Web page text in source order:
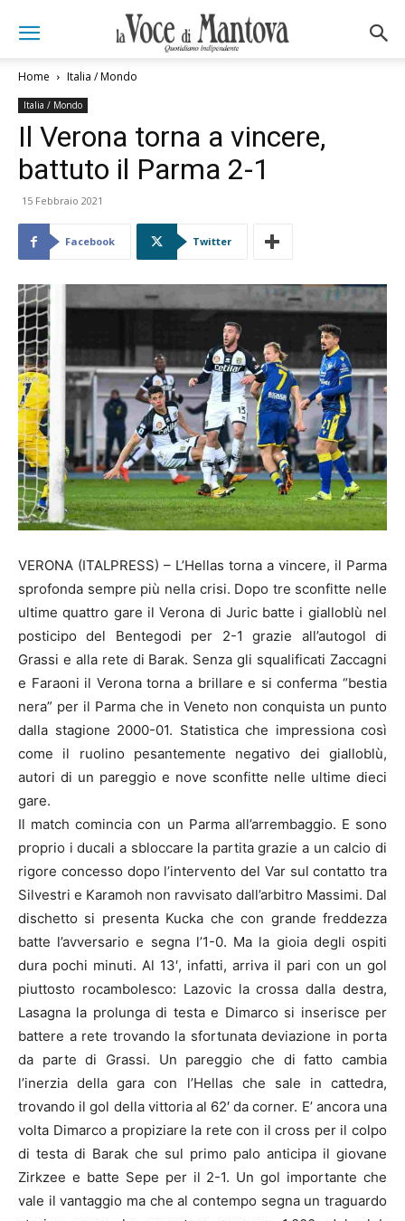
Home Italia / Mondo
Italia / Mondo
Il Verona torna a vincere,
battuto il Parma 2-1
15 Febbraio 2021
Facebook Twitter
VERONA (ITALPRESS) – L’Hellas torna a vincere, il Parma
sprofonda sempre più nella crisi. Dopo tre sconfitte nelle
ultime quattro gare il Verona di Juric batte i gialloblù nel
posticipo del Bentegodi per 2-1 grazie all’autogol di
Grassi e alla rete di Barak. Senza gli squalificati Zaccagni
e Faraoni il Verona torna a brillare e si conferma “bestia
nera” per il Parma che in Veneto non conquista un punto
dalla stagione 2000-01. Statistica che impressiona così
come il ruolino pesantemente negativo dei gialloblù,
autori di un pareggio e nove sconfitte nelle ultime dieci
gare.
Il match comincia con un Parma all’arrembaggio. E sono
proprio i ducali a sbloccare la partita grazie a un calcio di
rigore concesso dopo l’intervento del Var sul contatto tra
Silvestri e Karamoh non ravvisato dall’arbitro Massimi. Dal
dischetto si presenta Kucka che con grande freddezza
batte l’avversario e segna l’1-0. Ma la gioia degli ospiti
dura pochi minuti. Al 13′, infatti, arriva il pari con un gol
piuttosto rocambolesco: Lazovic la crossa dalla destra,
Lasagna la prolunga di testa e Dimarco si inserisce per
battere a rete trovando la sfortunata deviazione in porta
da parte di Grassi. Un pareggio che di fatto cambia
l’inerzia della gara con l’Hellas che sale in cattedra,
trovando il gol della vittoria al 62′ da corner. E’ ancora una
volta Dimarco a propiziare la rete con il cross per il colpo
di testa di Barak che sul primo palo anticipa il giovane
Zirkzee e batte Sepe per il 2-1. Un gol importante che
vale il vantaggio ma che al contempo segna un traguardo